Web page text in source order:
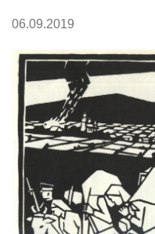
06.09.2019